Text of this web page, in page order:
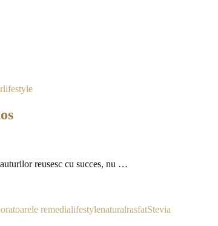
lifestyle
reusesc cu succes, nu …
remedialifestylenaturalrasfatStevia